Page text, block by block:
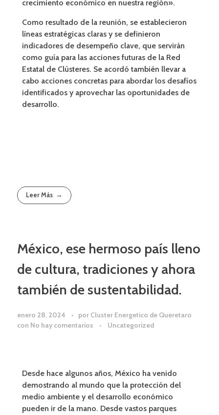
crecimiento económico en nuestra región».
Como resultado de la reunión, se establecieron
líneas estratégicas claras y se definieron
indicadores de desempeño clave, que servirán
como guía para las acciones futuras de la Red
Estatal de Clústeres. Se acordó también llevar a
cabo acciones concretas para abordar los desafíos
identificados y aprovechar las oportunidades de
desarrollo.
Leer Más
México, ese hermoso país lleno
de cultura, tradiciones y ahora
también de sustentabilidad.
enero 28, 2024 por Cluster Energetico de Queretaro
con No hay comentarios Uncategorized
Desde hace algunos años, México ha venido
demostrando al mundo que la protección del
medio ambiente y el desarrollo económico
pueden ir de la mano. Desde vastos parques